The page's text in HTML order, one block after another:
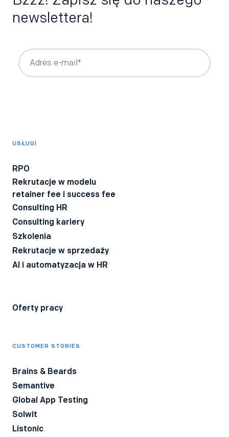
newslettera!
branży.
Wyrażam zgodę na przetwarzanie moich danych osobowych
USŁUGI
RPO
Rekrutacje w modelu
retainer fee i success fee
Consulting HR
Consulting kariery
Szkolenia
Rekrutacje w sprzedaży
AI i automatyzacja w HR
Oferty pracy
CUSTOMER STORIES
Brains & Beards
Semantive
Global App Testing
Solwit
Listonic